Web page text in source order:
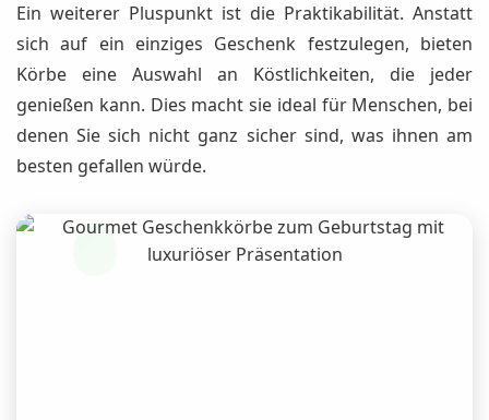
Ein weiterer Pluspunkt ist die Praktikabilität. Anstatt
sich auf ein einziges Geschenk festzulegen, bieten
Körbe eine Auswahl an Köstlichkeiten, die jeder
genießen kann. Dies macht sie ideal für Menschen, bei
denen Sie sich nicht ganz sicher sind, was ihnen am
besten gefallen würde.